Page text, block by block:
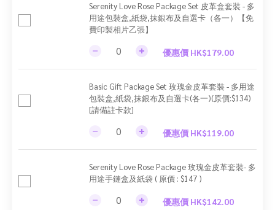
Serenity Love Rose Package Set 皮革盒套裝 - 多
用途包裝盒,紙袋,抹銀布及自選卡（各一）【免
費印製相片乙張】
優惠價 HK$179.00
Basic Gift Package Set 玫瑰金皮革套裝 - 多用途
包裝盒,紙袋,抹銀布及自選卡(各一)(原價:$134)
[請備註卡款]
優惠價 HK$119.00
Serenity Love Rose Package 玫瑰金皮革套裝- 多
用途手鏈盒及紙袋 ( 原價 : $147 )
優惠價 HK$142.00